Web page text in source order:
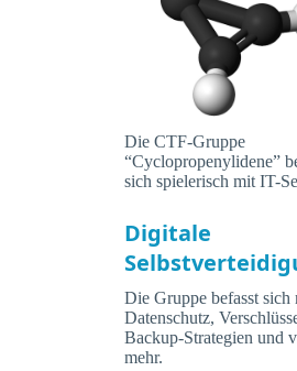
Die CTF-Gruppe
“Cyclopropenylidene”
sich spielerisch mit IT-
Digitale
Die Gruppe befasst sich
Datenschutz,
Backup-Strategien und
mehr.